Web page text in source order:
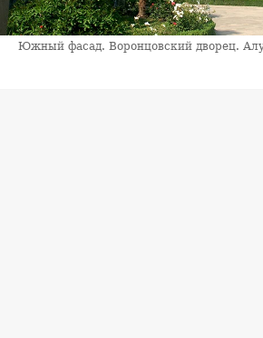
Южный фасад. Воронцовский дворец.